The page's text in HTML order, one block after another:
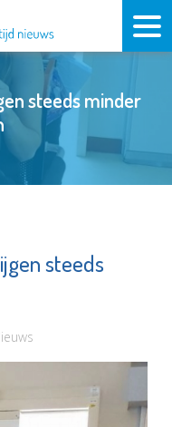
steeds minder
steeds